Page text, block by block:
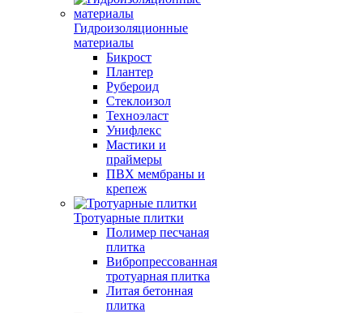
Гидроизоляционные
материалы
Бикрост
Плантер
Рубероид
Стеклоизол
Техноэласт
Унифлекс
Мастики и
праймеры
ПВХ мембраны и
крепеж
Тротуарные плитки
Полимер песчаная
плитка
Вибропрессованная
тротуарная плитка
Литая бетонная
плитка